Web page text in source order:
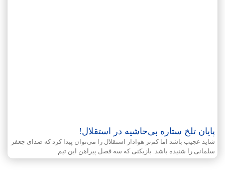
پایان تلخ ستاره بی‌حاشیه در استقلال!
شاید عجیب باشد اما کم‌تر هوادار استقلال را می‌توان پیدا کرد که صدای جعفر
سلمانی را شنیده باشد. بازیکنی که سه فصل پیراهن این تیم